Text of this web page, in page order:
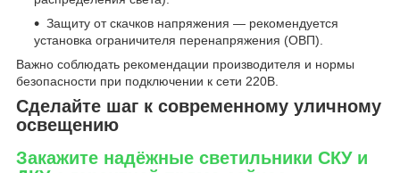
Защиту от скачков напряжения — рекомендуется
установка ограничителя перенапряжения (ОВП).
Важно соблюдать рекомендации производителя и нормы
безопасности при подключении к сети 220В.
Сделайте шаг к современному уличному
освещению
Закажите надёжные светильники СКУ и